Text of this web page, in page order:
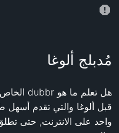
مُدبلج ألوغا